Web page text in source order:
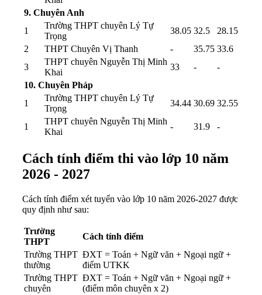
9. Chuyên Anh
1
Trường THPT chuyên Lý Tự
Trọng
38.05 32.5
28.15
2
THPT Chuyên Vị Thanh - 35.75 33.6
3
THPT chuyên Nguyễn Thị Minh
Khai
33 -
-
10. Chuyên Pháp
1
Trường THPT chuyên Lý Tự
Trọng
34.44 30.69 32.55
1
THPT chuyên Nguyễn Thị Minh
Khai
- 31.9 -
Cách tính điểm thi vào lớp 10 năm
2026 - 2027
Cách tính điểm xét tuyển vào lớp 10 năm 2026-2027 được
quy định như sau:
Trường
THPT
Cách tính điểm
Trường THPT
thường
ĐXT = Toán + Ngữ văn + Ngoại ngữ +
điểm UTKK
Trường THPT
chuyên
ĐXT = Toán + Ngữ văn + Ngoại ngữ +
(điểm môn chuyên x 2)